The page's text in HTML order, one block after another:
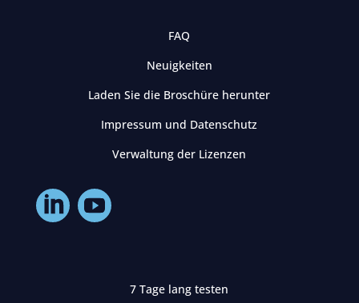
FAQ
Neuigkeiten
Laden Sie die Broschüre herunter
Impressum und Datenschutz
Verwaltung der Lizenzen
7 Tage lang testen